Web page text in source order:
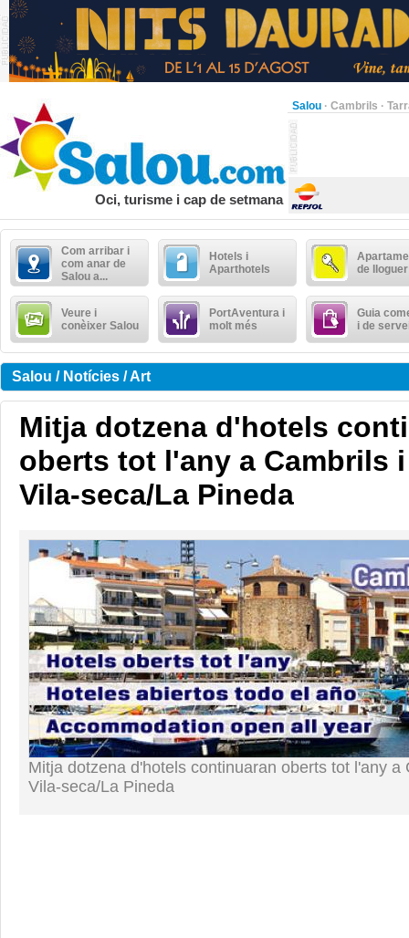
Salou · Cambrils ·
Oci, turisme i cap de setmana
Com arribar i
com anar de
Salou a...
Hotels i
Aparthotels
de lloguer
Veure i
conèixer Salou
PortAventura i
molt més
Guia
i de
Salou / Notícies / Art
Mitja dotzena d'hotels
oberts tot l'any a Cambrils
Vila-seca/La Pineda
Mitja dotzena d'hotels continuaran oberts tot l'any a
Vila-seca/La Pineda